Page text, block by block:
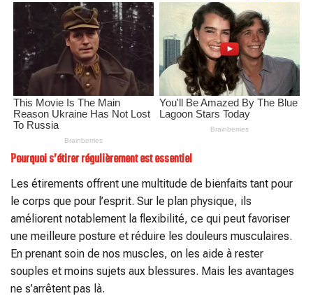
Pourquoi s’étirer régulièrement est essentiel
Les étirements offrent une multitude de bienfaits tant pour
le corps que pour l’esprit. Sur le plan physique, ils
améliorent notablement la flexibilité, ce qui peut favoriser
une meilleure posture et réduire les douleurs musculaires.
En prenant soin de nos muscles, on les aide à rester
souples et moins sujets aux blessures. Mais les avantages
ne s’arrêtent pas là.